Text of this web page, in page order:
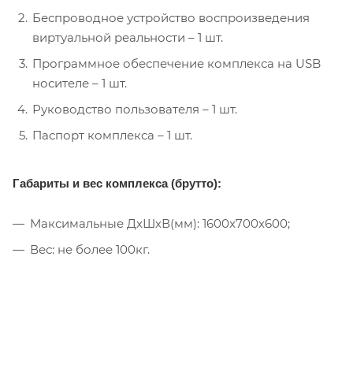
Беспроводное устройство воспроизведения
виртуальной реальности – 1 шт.
Программное обеспечение комплекса на USB
носителе – 1 шт.
Руководство пользователя – 1 шт.
Паспорт комплекса – 1 шт.
Габариты и вес комплекса (брутто):
Максимальные ДхШхВ(мм): 1600x700x600;
Вес: не более 100кг.